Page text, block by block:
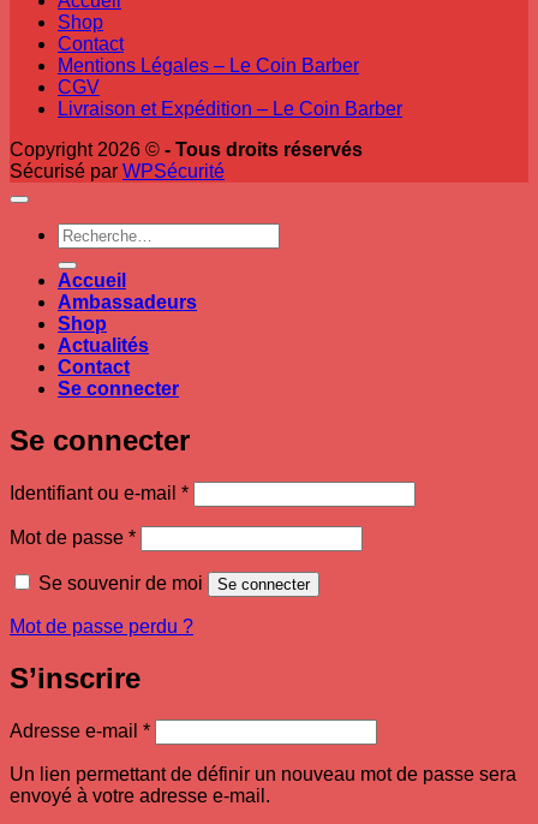
Shop
Contact
Mentions Légales – Le Coin Barber
CGV
Livraison et Expédition – Le Coin Barber
Copyright 2026 © - Tous droits réservés
Sécurisé par WPSécurité
Recherche
pour :
Accueil
Ambassadeurs
Shop
Actualités
Contact
Se connecter
Se connecter
Identifiant ou e-mail *Obligatoire
Mot de passe *Obligatoire
Se souvenir de moi Se connecter
Mot de passe perdu ?
S’inscrire
Adresse e-mail *Obligatoire
Un lien permettant de définir un nouveau mot de passe sera
envoyé à votre adresse e-mail.